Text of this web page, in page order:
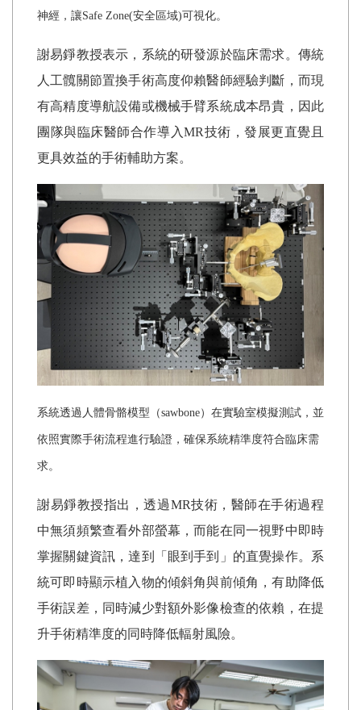
神經，讓Safe Zone(安全區域)可視化。
謝易錚教授表示，系統的研發源於臨床需求。傳統
人工髖關節置換手術高度仰賴醫師經驗判斷，而現
有高精度導航設備或機械手臂系統成本昂貴，因此
團隊與臨床醫師合作導入MR技術，發展更直覺且
更具效益的手術輔助方案。
系統透過人體骨骼模型（sawbone）在實驗室模擬測試，並
依照實際手術流程進行驗證，確保系統精準度符合臨床需
求。
謝易錚教授指出，透過MR技術，醫師在手術過程
中無須頻繁查看外部螢幕，而能在同一視野中即時
掌握關鍵資訊，達到「眼到手到」的直覺操作。系
統可即時顯示植入物的傾斜角與前傾角，有助降低
手術誤差，同時減少對額外影像檢查的依賴，在提
升手術精準度的同時降低輻射風險。